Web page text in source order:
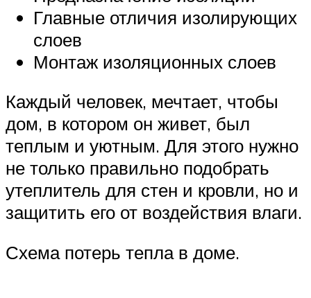
Главные отличия изолирующих
слоев
Монтаж изоляционных слоев
Каждый человек, мечтает, чтобы
дом, в котором он живет, был
теплым и уютным. Для этого нужно
не только правильно подобрать
утеплитель для стен и кровли, но и
защитить его от воздействия влаги.
Схема потерь тепла в доме.